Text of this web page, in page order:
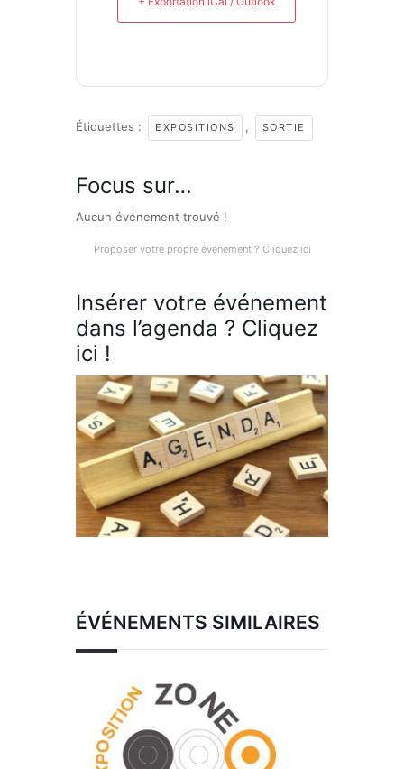
Étiquettes : EXPOSITIONS , SORTIE
Focus sur…
Aucun événement trouvé !
Proposer votre propre événement ? Cliquez ici
Insérer votre événement
dans l’agenda ? Cliquez
ici !
ÉVÉNEMENTS SIMILAIRES